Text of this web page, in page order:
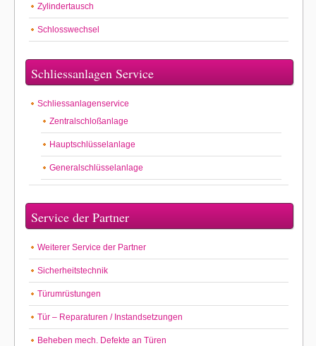
Zylindertausch
Schlosswechsel
Schliessanlagen Service
Schliessanlagenservice
Zentralschloßanlage
Hauptschlüsselanlage
Generalschlüsselanlage
Service der Partner
Weiterer Service der Partner
Sicherheitstechnik
Türumrüstungen
Tür – Reparaturen / Instandsetzungen
Beheben mech. Defekte an Türen